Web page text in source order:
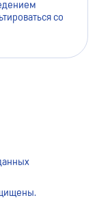
со
для
согласие на
Для
с